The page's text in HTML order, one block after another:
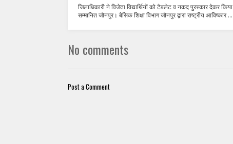
जिलाधिकारी ने विजेता विद्यार्थियों को टैबलेट व नकद पुरस्कार देकर किया
सम्मानित जौनपुर। बेसिक शिक्षा विभाग जौनपुर द्वारा राष्ट्रीय आविष्कार ...
No comments
Post a Comment